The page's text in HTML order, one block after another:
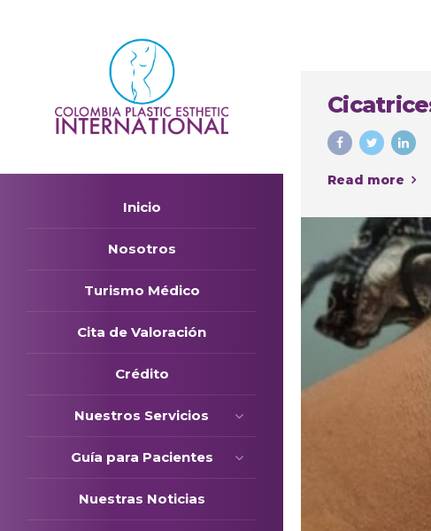
Inicio
Nosotros
Turismo Médico
Cita de Valoración
Crédito
Nuestros Servicios
Guía para Pacientes
Nuestras Noticias
Read more